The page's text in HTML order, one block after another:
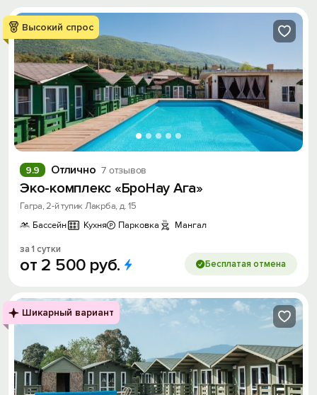
Высокий спрос
Отлично 7 отзывов
9.9
Эко-комплекс «БроНау Ага»
Гагра, 2-й тупик Лакрба, д. 15
Бассейн
Кухня Парковка Мангал
за 1 сутки
от 2 500 руб. Бесплатая отмена
Шикарный вариант